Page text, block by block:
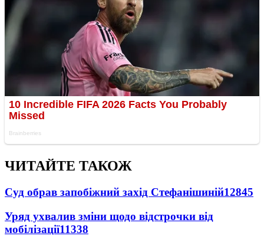
ЧИТАЙТЕ ТАКОЖ
Суд обрав запобіжний захід Стефанішиній12845
Уряд ухвалив зміни щодо відстрочки від
мобілізації11338